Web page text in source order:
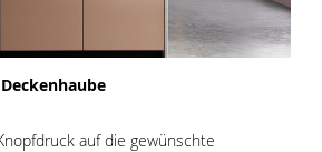
auf die gewünschte